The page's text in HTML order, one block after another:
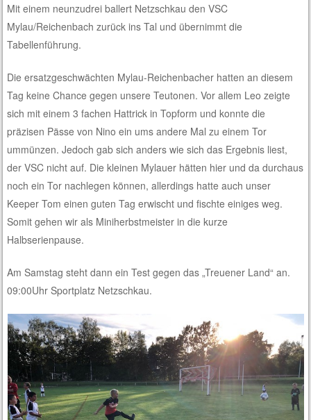
Mit einem neunzudrei ballert Netzschkau den VSC
Mylau/Reichenbach zurück ins Tal und übernimmt die
Tabellenführung.
Die ersatzgeschwächten Mylau-Reichenbacher hatten an diesem
Tag keine Chance gegen unsere Teutonen. Vor allem Leo zeigte
sich mit einem 3 fachen Hattrick in Topform und konnte die
präzisen Pässe von Nino ein ums andere Mal zu einem Tor
ummünzen. Jedoch gab sich anders wie sich das Ergebnis liest,
der VSC nicht auf. Die kleinen Mylauer hätten hier und da durchaus
noch ein Tor nachlegen können, allerdings hatte auch unser
Keeper Tom einen guten Tag erwischt und fischte einiges weg.
Somit gehen wir als Miniherbstmeister in die kurze
Halbserienpause.
Am Samstag steht dann ein Test gegen das „Treuener Land“ an.
09:00Uhr Sportplatz Netzschkau.